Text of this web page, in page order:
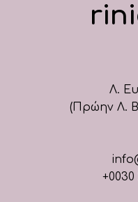
Λ.
(Πρώην Λ.
+0030